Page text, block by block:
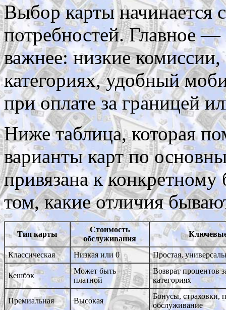
Выбор карты начинается
потребностей. Главное —
важнее: низкие
категориях, удобный
при оплате за границей
Ниже таблица, которая
варианты карт по
привязана к конкретному
том, какие отличия
Тип карты
Стоимость
обслуживания
Классическая Низкая или 0 Простая,
Кешбэк
Может быть
платной
Возврат процентов
категориях
Премиальная Высокая
Бонусы, страховки,
обслуживание